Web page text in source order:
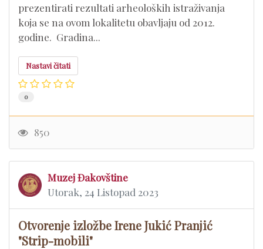
prezentirati rezultati arheoloških istraživanja
koja se na ovom lokalitetu obavljaju od 2012.
godine. Gradina...
Nastavi čitati
0
850
Muzej Đakovštine
Utorak, 24 Listopad 2023
Otvorenje izložbe Irene Jukić Pranjić
"Strip-mobili"